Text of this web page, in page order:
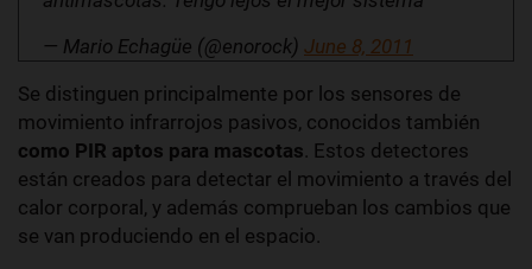
— Mario Echagüe (@enorock) June 8, 2011
Se distinguen principalmente por los sensores de
movimiento infrarrojos pasivos, conocidos también
como PIR aptos para mascotas. Estos detectores
están creados para detectar el movimiento a través del
calor corporal, y además comprueban los cambios que
se van produciendo en el espacio.